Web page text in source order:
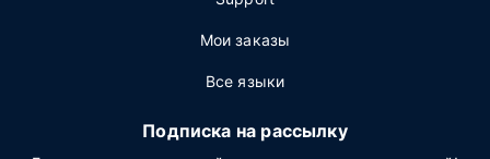
Мои заказы
Все языки
Подписка на рассылку